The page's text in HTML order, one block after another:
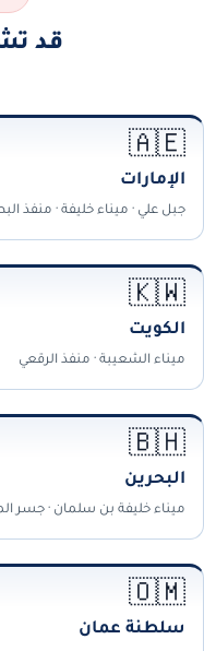
قد
🇦🇪
الإمارات
جبل علي · ميناء خليفة · منفذ
🇰🇼
الكويت
ميناء الشعيبة · منفذ الرقعي
🇧🇭
البحرين
ميناء خليفة بن سلمان · جسر
🇴🇲
سلطنة عمان